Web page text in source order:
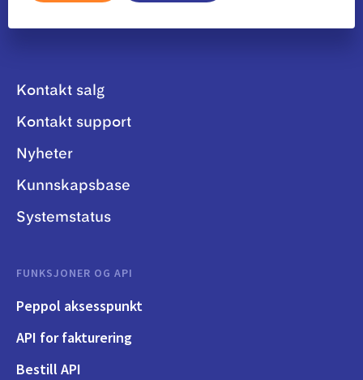
Kontakt salg
Kontakt support
Nyheter
Kunnskapsbase
Systemstatus
FUNKSJONER OG API
Peppol aksesspunkt
API for fakturering
Bestill API